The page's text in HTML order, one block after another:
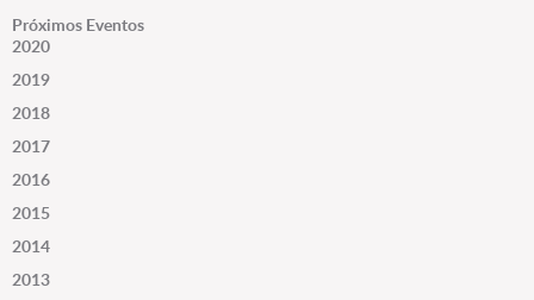
Próximos Eventos
2020
2019
2018
2017
2016
2015
2014
2013